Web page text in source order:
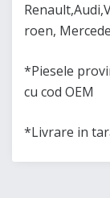
roen,
*Piesele
cu cod OEM
*Livrare in